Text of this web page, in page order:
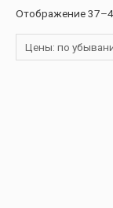
Отображение